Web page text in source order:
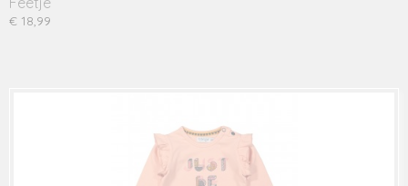
€ 18,99